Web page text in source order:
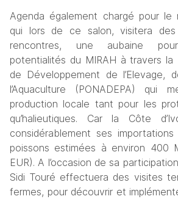
Agenda également chargé pour le
qui lors de ce salon, visitera
rencontres, une aubaine
potentialités du MIRAH à travers la
de Développement de l’Elevage,
l’Aquaculture (PONADEPA) qui
production locale tant pour les
qu’halieutiques. Car la Côte
considérablement ses
poissons estimées à environ 400
EUR). A l’occasion de sa
Sidi Touré effectuera des visites
fermes, pour découvrir et